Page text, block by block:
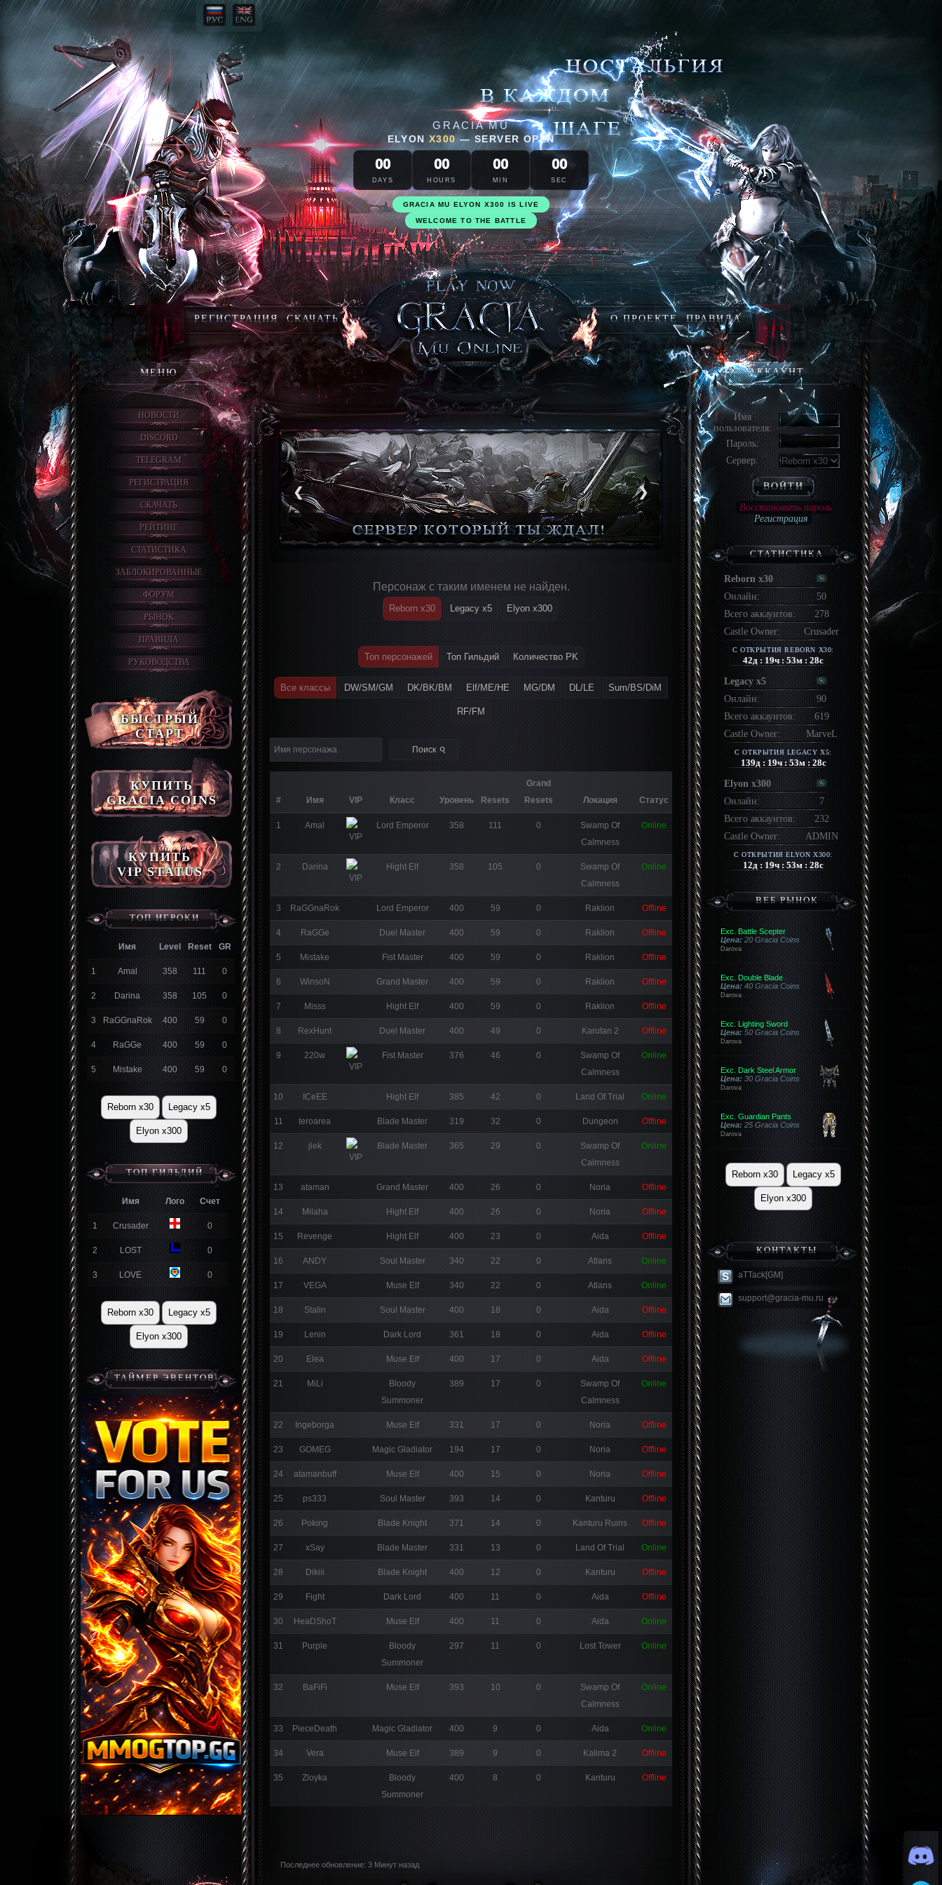
GRACIA MU
ELYONX300— SERVER OPEN
00
DAYS
00
HOURS
00
MIN
00
SEC
GRACIA MU ELYON X300 IS LIVE
WELCOME TO THE BATTLE
РЕГИСТРАЦИЯ СКАЧАТЬ О ПРОЕКТЕ ПРАВИЛА
МЕНЮ
НОВОСТИ
DISCORD
TELEGRAM
РЕГИСТРАЦИЯ
СКАЧАТЬ
РЕЙТИНГ
СТАТИСТИКА
ЗАБЛОКИРОВАННЫЕ
ФОРУМ
РЫНОК
ПРАВИЛА
РУКОВОДСТВА
БЫСТРЫЙ
СТАРТ
КУПИТЬ
GRACIA COINS
КУПИТЬ
VIP STATUS
ТОП ИГРОКИ
Имя Level Reset GR
1 Amal 358 111 0
2 Darina 358 105 0
3 RaGGnaRok 400 59 0
4 RaGGe 400 59 0
5 Mistake 400 59 0
Reborn x30 Legacy x5
Elyon x300
ТОП ГИЛЬДИЙ
Имя Лого Счет
1 Crusader 0
2 LOST 0
3 LOVE 0
Reborn x30 Legacy x5
Elyon x300
ТАЙМЕР ЭВЕНТОВ
АККАУНТ
Имя
пользователя:
Пароль:
Сервер:
ВОЙТИ
Восстановить пароль
Регистрация
СТАТИСТИКА
Reborn x30
Онлайн:
50
Всего аккаунтов:
278
Castle Owner:
Crusader
С ОТКРЫТИЯ REBORN X30:
42д :19ч : 53м : 31с
Legacy x5
Онлайн:
90
Всего аккаунтов:
619
Castle Owner:
MarveL
С ОТКРЫТИЯ LEGACY X5:
139д :19ч : 53м :30с
Elyon x300
Онлайн:
7
Всего аккаунтов:
232
Castle Owner:
ADMIN
С ОТКРЫТИЯ ELYON X300:
12д :19ч : 53м :31с
ВЕБ РЫНОК
Exc. Battle Scepter
Цена:20 Gracia Coins
Darova
Exc. Double Blade
Цена: 40 Gracia Coins
Darova
Exc. Lighting Sword
Цена:50 Gracia Coins
Darova
Exc. Dark Steel Armor
Цена: 30 Gracia Coins
Darova
Exc. Guardian Pants
Цена:25 Gracia Coins
Darova
Reborn x30 Legacy x5
Elyon x300
КОНТАКТЫ
aTTack[GM]
support@gracia-mu.ru
❮ ❯
Персонаж с таким именем не найден.
Reborn x30 Legacy x5 Elyon x300
Топ персонажей Топ Гильдий Количество PK
Все классы DW/SM/GM DK/BK/BM Elf/ME/HE MG/DM DL/LE Sum/BS/DiM
RF/FM
Поиск ⚲
# Имя VIP Класс Уровень Resets
Grand
Resets
Локация Статус
1 Amal Lord Emperor 358 111 0
Swamp Of
Calmness
Online
2 Darina Hight Elf 358 105 0
Swamp Of
Calmness
Online
3 RaGGnaRok Lord Emperor 400 59 0 Raklion Offline
4 RaGGe Duel Master 400 59 0 Raklion Offline
5 Mistake Fist Master 400 59 0 Raklion Offline
6 WinsoN Grand Master 400 59 0 Raklion Offline
7 Misss Hight Elf 400 59 0 Raklion Offline
8 RexHunt Duel Master 400 49 0 Karutan 2 Offline
9 220w Fist Master 376 46 0
Swamp Of
Calmness
Online
10 ICeEE Hight Elf 385 42 0 Land Of Trial Online
11 teroarea Blade Master 319 32 0 Dungeon Offline
12 jlek Blade Master 365 29 0
Swamp Of
Calmness
Online
13 ataman Grand Master 400 26 0 Noria Offline
14 Milaha Hight Elf 400 26 0 Noria Offline
15 Revenge Hight Elf 400 23 0 Aida Offline
16 ANDY Soul Master 340 22 0 Atlans Online
17 VEGA Muse Elf 340 22 0 Atlans Online
18 Stalin Soul Master 400 18 0 Aida Offline
19 Lenin Dark Lord 361 18 0 Aida Offline
20 Elea Muse Elf 400 17 0 Aida Offline
21 MiLi
Bloody
Summoner
389 17 0
Swamp Of
Calmness
Online
22 Ingeborga Muse Elf 331 17 0 Noria Offline
23 GOMEG Magic Gladiator 194 17 0 Noria Offline
24 atamanbuff Muse Elf 400 15 0 Noria Offline
25 ps333 Soul Master 393 14 0 Kanturu Offline
26 Poking Blade Knight 371 14 0 Kanturu Ruins Offline
27 xSay Blade Master 331 13 0 Land Of Trial Online
28 Dikiii Blade Knight 400 12 0 Kanturu Offline
29 Fight Dark Lord 400 11 0 Aida Offline
30 HeaDShoT Muse Elf 400 11 0 Aida Online
31 Purple
Bloody
Summoner
297 11 0 Lost Tower Online
32 BaFiFi Muse Elf 393 10 0
Swamp Of
Calmness
Online
33 PieceDeath Magic Gladiator 400 9 0 Aida Online
34 Vera Muse Elf 389 9 0 Kalima 2 Offline
35 Zloyka
Bloody
Summoner
400 8 0 Kanturu Offline
Последнее обновление: 3 Минут назад